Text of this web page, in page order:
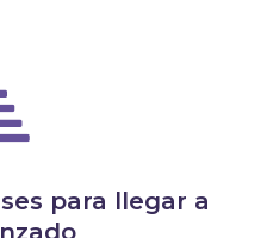
para llegar a